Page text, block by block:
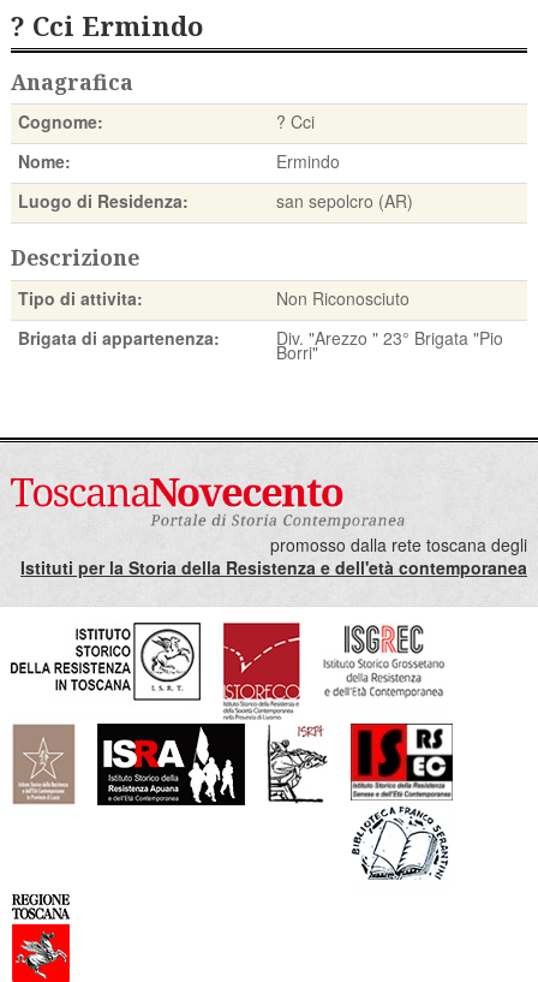
? Cci Ermindo
Anagrafica
Cognome:
? Cci
Nome:
Ermindo
Luogo di Residenza:
san sepolcro (AR)
Descrizione
Tipo di attivita:
Non Riconosciuto
Brigata di appartenenza:
Div. "Arezzo " 23° Brigata "Pio
Borri"
promosso dalla rete toscana degli
Istituti per la Storia della Resistenza e dell'età contemporanea